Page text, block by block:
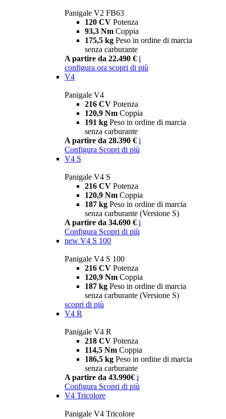
Panigale V2 FB63
120 CV Potenza
93,3 Nm Coppia
175,5 kg Peso in ordine di marcia
senza carburante
A partire da 22.490 € i
configura ora scopri di più
V4
Panigale V4
216 CV Potenza
120,9 Nm Coppia
191 kg Peso in ordine di marcia
senza carburante
A partire da 28.390 € i
Configura Scopri di più
V4 S
Panigale V4 S
216 CV Potenza
120,9 Nm Coppia
187 kg Peso in ordine di marcia
senza carburante (Versione S)
A partire da 34.690 € i
Configura Scopri di più
new V4 S 100
Panigale V4 S 100
216 CV Potenza
120,9 Nm Coppia
187 kg Peso in ordine di marcia
senza carburante (Versione S)
scopri di più
V4 R
Panigale V4 R
218 CV Potenza
114,5 Nm Coppia
186,5 kg Peso in ordine di marcia
senza carburante
A partire da 43.990€ i
Configura Scopri di più
V4 Tricolore
Panigale V4 Tricolore